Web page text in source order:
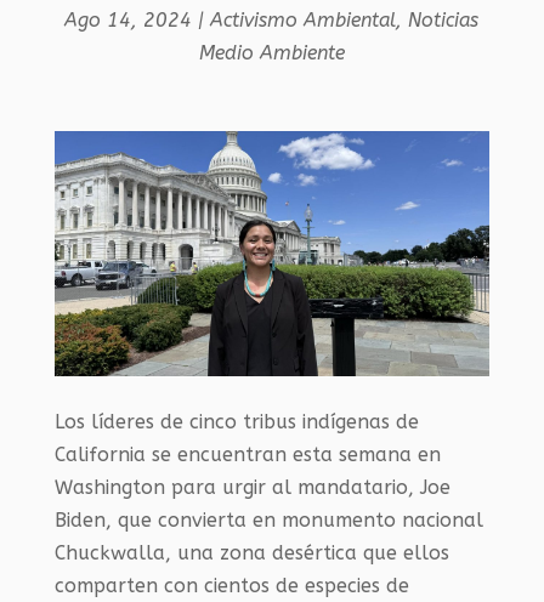
Ago 14, 2024 |Activismo Ambiental,Noticias
Medio Ambiente
Los líderes de cinco tribus indígenas de
California se encuentran esta semana en
Washington para urgir al mandatario, Joe
Biden, que convierta en monumento nacional
Chuckwalla, una zona desértica que ellos
comparten con cientos de especies de